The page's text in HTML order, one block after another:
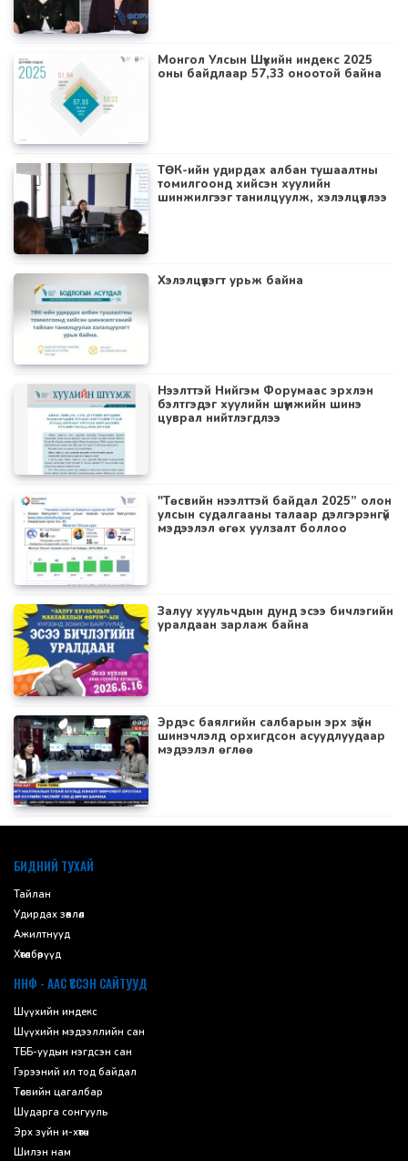
Монгол Улсын Шүүхийн индекс 2025
оны байдлаар 57,33 оноотой байна
ТӨК-ийн удирдах албан тушаалтны
томилгоонд хийсэн хуулийн
шинжилгээг танилцуулж, хэлэлцүүллээ
Хэлэлцүүлэгт урьж байна
Нээлттэй Нийгэм Форумаас эрхлэн
бэлтгэдэг хуулийн шүүмжийн шинэ
цуврал нийтлэгдлээ
"Төсвийн нээлттэй байдал 2025” олон
улсын судалгааны талаар дэлгэрэнгүй
мэдээлэл өгөх уулзалт боллоо
Залуу хуульчдын дунд эсээ бичлэгийн
уралдаан зарлаж байна
Эрдэс баялгийн салбарын эрх зүйн
шинэчлэлд орхигдсон асуудлуудаар
мэдээлэл өглөө
БИДНИЙ ТУХАЙ
Тайлан
Удирдах зөвлөл
Ажилтнууд
Хөтөлбөрүүд
ННФ - ААС ҮҮССЭН САЙТУУД
Шүүхийн индекс
Шүүхийн мэдээллийн сан
ТББ-уудын нэгдсэн сан
Гэрээний ил тод байдал
Төсвийн цагалбар
Шударга сонгууль
Эрх зүйн и-хөтөч
Шилэн нам